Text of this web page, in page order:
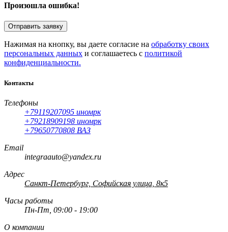
Произошла ошибка!
Отправить заявку
Нажимая на кнопку, вы даете согласие на обработку своих
персональных данных и соглашаетесь с политикой
конфиденциальности.
Контакты
Телефоны
+79119207095 иномрк
+79218909198 иномрк
+79650770808 ВАЗ
Email
integraauto@yandex.ru
Адрес
Санкт-Петербург, Софийская улица, 8к5
Часы работы
Пн-Пт, 09:00 - 19:00
О компании